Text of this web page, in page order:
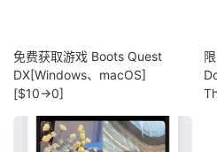
免费获取游戏 Boots Quest
DX[Windows、macOS]
[$10→0]